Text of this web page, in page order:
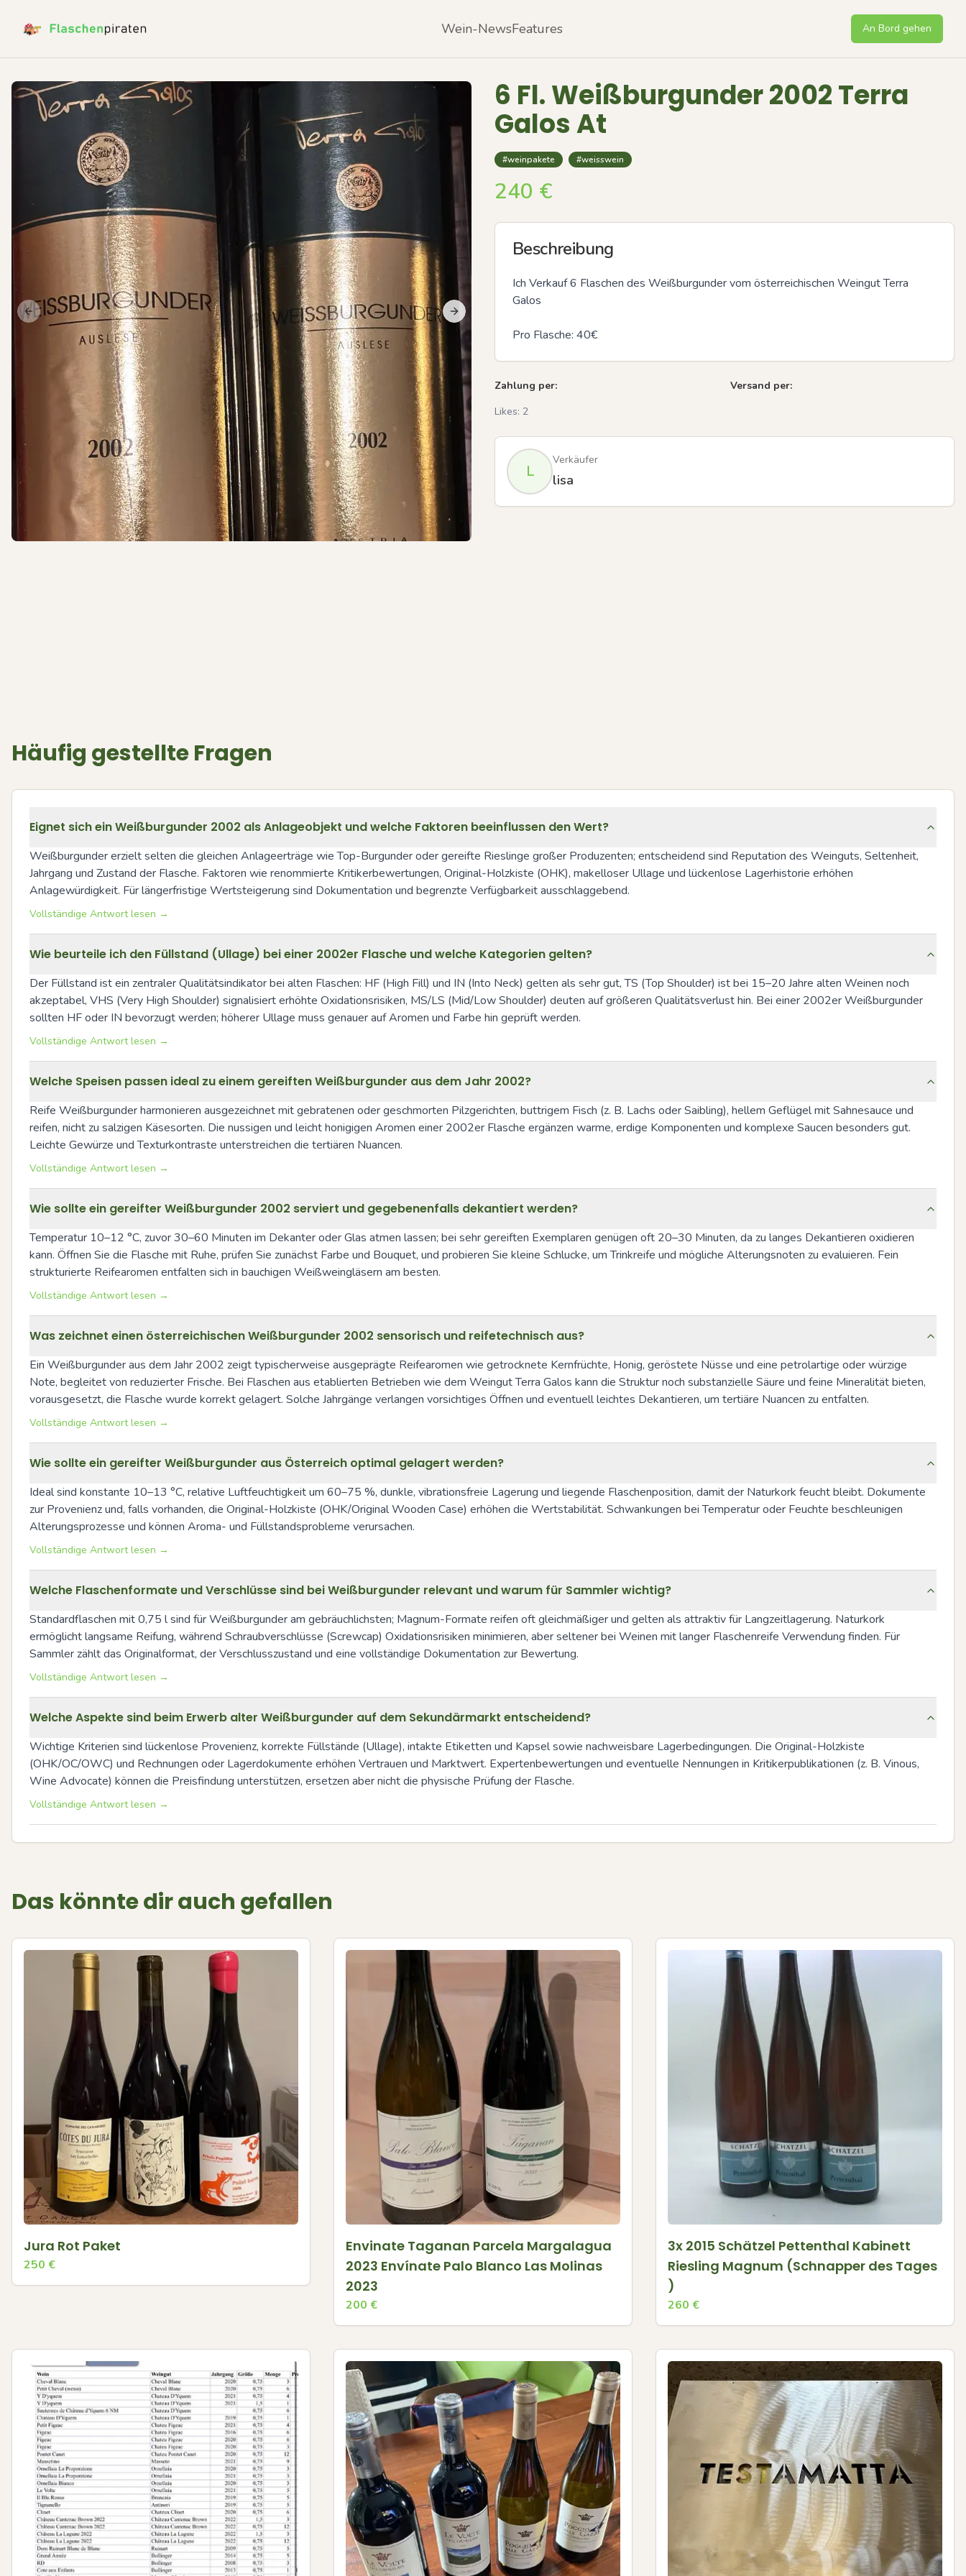
Wein-NewsFeatures An Bord gehen
Previous slide Next slide
6 Fl. Weißburgunder 2002 Terra
Galos At
#weinpakete #weisswein
240 €
Beschreibung
Ich Verkauf 6 Flaschen des Weißburgunder vom österreichischen Weingut Terra
Galos
Pro Flasche: 40€
Zahlung per:
Versand per:
Likes: 2
L
Verkäufer
lisa
Häufig gestellte Fragen
Eignet sich ein Weißburgunder 2002 als Anlageobjekt und welche Faktoren beeinflussen den Wert?
Weißburgunder erzielt selten die gleichen Anlageerträge wie Top-Burgunder oder gereifte Rieslinge großer Produzenten; entscheidend sind Reputation des Weinguts, Seltenheit,
Jahrgang und Zustand der Flasche. Faktoren wie renommierte Kritikerbewertungen, Original-Holzkiste (OHK), makelloser Ullage und lückenlose Lagerhistorie erhöhen
Anlagewürdigkeit. Für längerfristige Wertsteigerung sind Dokumentation und begrenzte Verfügbarkeit ausschlaggebend.
Vollständige Antwort lesen →
Wie beurteile ich den Füllstand (Ullage) bei einer 2002er Flasche und welche Kategorien gelten?
Der Füllstand ist ein zentraler Qualitätsindikator bei alten Flaschen: HF (High Fill) und IN (Into Neck) gelten als sehr gut, TS (Top Shoulder) ist bei 15–20 Jahre alten Weinen noch
akzeptabel, VHS (Very High Shoulder) signalisiert erhöhte Oxidationsrisiken, MS/LS (Mid/Low Shoulder) deuten auf größeren Qualitätsverlust hin. Bei einer 2002er Weißburgunder
sollten HF oder IN bevorzugt werden; höherer Ullage muss genauer auf Aromen und Farbe hin geprüft werden.
Vollständige Antwort lesen →
Welche Speisen passen ideal zu einem gereiften Weißburgunder aus dem Jahr 2002?
Reife Weißburgunder harmonieren ausgezeichnet mit gebratenen oder geschmorten Pilzgerichten, buttrigem Fisch (z. B. Lachs oder Saibling), hellem Geflügel mit Sahnesauce und
reifen, nicht zu salzigen Käsesorten. Die nussigen und leicht honigigen Aromen einer 2002er Flasche ergänzen warme, erdige Komponenten und komplexe Saucen besonders gut.
Leichte Gewürze und Texturkontraste unterstreichen die tertiären Nuancen.
Vollständige Antwort lesen →
Wie sollte ein gereifter Weißburgunder 2002 serviert und gegebenenfalls dekantiert werden?
Temperatur 10–12 °C, zuvor 30–60 Minuten im Dekanter oder Glas atmen lassen; bei sehr gereiften Exemplaren genügen oft 20–30 Minuten, da zu langes Dekantieren oxidieren
kann. Öffnen Sie die Flasche mit Ruhe, prüfen Sie zunächst Farbe und Bouquet, und probieren Sie kleine Schlucke, um Trinkreife und mögliche Alterungsnoten zu evaluieren. Fein
strukturierte Reifearomen entfalten sich in bauchigen Weißweingläsern am besten.
Vollständige Antwort lesen →
Was zeichnet einen österreichischen Weißburgunder 2002 sensorisch und reifetechnisch aus?
Ein Weißburgunder aus dem Jahr 2002 zeigt typischerweise ausgeprägte Reifearomen wie getrocknete Kernfrüchte, Honig, geröstete Nüsse und eine petrolartige oder würzige
Note, begleitet von reduzierter Frische. Bei Flaschen aus etablierten Betrieben wie dem Weingut Terra Galos kann die Struktur noch substanzielle Säure und feine Mineralität bieten,
vorausgesetzt, die Flasche wurde korrekt gelagert. Solche Jahrgänge verlangen vorsichtiges Öffnen und eventuell leichtes Dekantieren, um tertiäre Nuancen zu entfalten.
Vollständige Antwort lesen →
Wie sollte ein gereifter Weißburgunder aus Österreich optimal gelagert werden?
Ideal sind konstante 10–13 °C, relative Luftfeuchtigkeit um 60–75 %, dunkle, vibrationsfreie Lagerung und liegende Flaschenposition, damit der Naturkork feucht bleibt. Dokumente
zur Provenienz und, falls vorhanden, die Original-Holzkiste (OHK/Original Wooden Case) erhöhen die Wertstabilität. Schwankungen bei Temperatur oder Feuchte beschleunigen
Alterungsprozesse und können Aroma- und Füllstandsprobleme verursachen.
Vollständige Antwort lesen →
Welche Flaschenformate und Verschlüsse sind bei Weißburgunder relevant und warum für Sammler wichtig?
Standardflaschen mit 0,75 l sind für Weißburgunder am gebräuchlichsten; Magnum-Formate reifen oft gleichmäßiger und gelten als attraktiv für Langzeitlagerung. Naturkork
ermöglicht langsame Reifung, während Schraubverschlüsse (Screwcap) Oxidationsrisiken minimieren, aber seltener bei Weinen mit langer Flaschenreife Verwendung finden. Für
Sammler zählt das Originalformat, der Verschlusszustand und eine vollständige Dokumentation zur Bewertung.
Vollständige Antwort lesen →
Welche Aspekte sind beim Erwerb alter Weißburgunder auf dem Sekundärmarkt entscheidend?
Wichtige Kriterien sind lückenlose Provenienz, korrekte Füllstände (Ullage), intakte Etiketten und Kapsel sowie nachweisbare Lagerbedingungen. Die Original-Holzkiste
(OHK/OC/OWC) und Rechnungen oder Lagerdokumente erhöhen Vertrauen und Marktwert. Expertenbewertungen und eventuelle Nennungen in Kritikerpublikationen (z. B. Vinous,
Wine Advocate) können die Preisfindung unterstützen, ersetzen aber nicht die physische Prüfung der Flasche.
Vollständige Antwort lesen →
Das könnte dir auch gefallen
Jura Rot Paket
250 €
Envinate Taganan Parcela Margalagua
2023 Envínate Palo Blanco Las Molinas
2023
200 €
3x 2015 Schätzel Pettenthal Kabinett
Riesling Magnum (Schnapper des Tages
)
260 €